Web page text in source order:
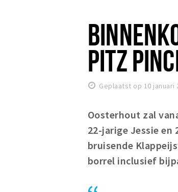
PITZ
Geplaatst op 10 januari
Oosterhout zal
22-jarige Jessie
bruisende
borrel inclusief